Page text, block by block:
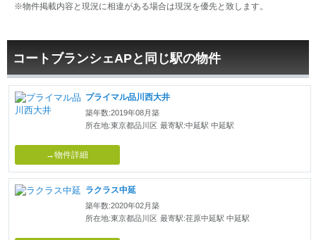
※物件掲載内容と現況に相違がある場合は現況を優先と致します。
コートブランシェAPと同じ駅の物件
プライマル品川西大井
築年数:2019年08月築
所在地:東京都品川区 最寄駅:中延駅 中延駅
→物件詳細
ラクラス中延
築年数:2020年02月築
所在地:東京都品川区 最寄駅:荏原中延駅 中延駅